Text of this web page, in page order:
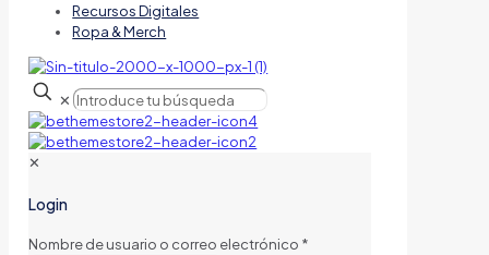
Recursos Digitales
Ropa & Merch
✕
✕
Login
Nombre de usuario o correo electrónico *